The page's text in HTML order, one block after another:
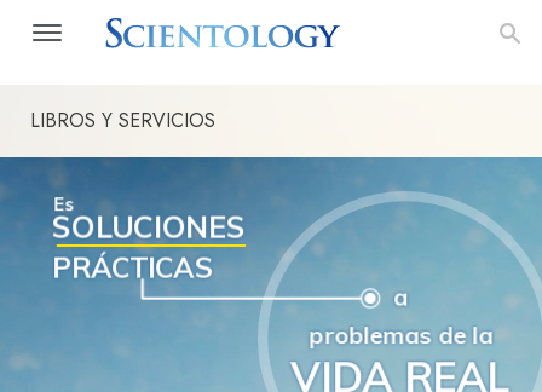
LIBROS Y SERVICIOS
de Scientology